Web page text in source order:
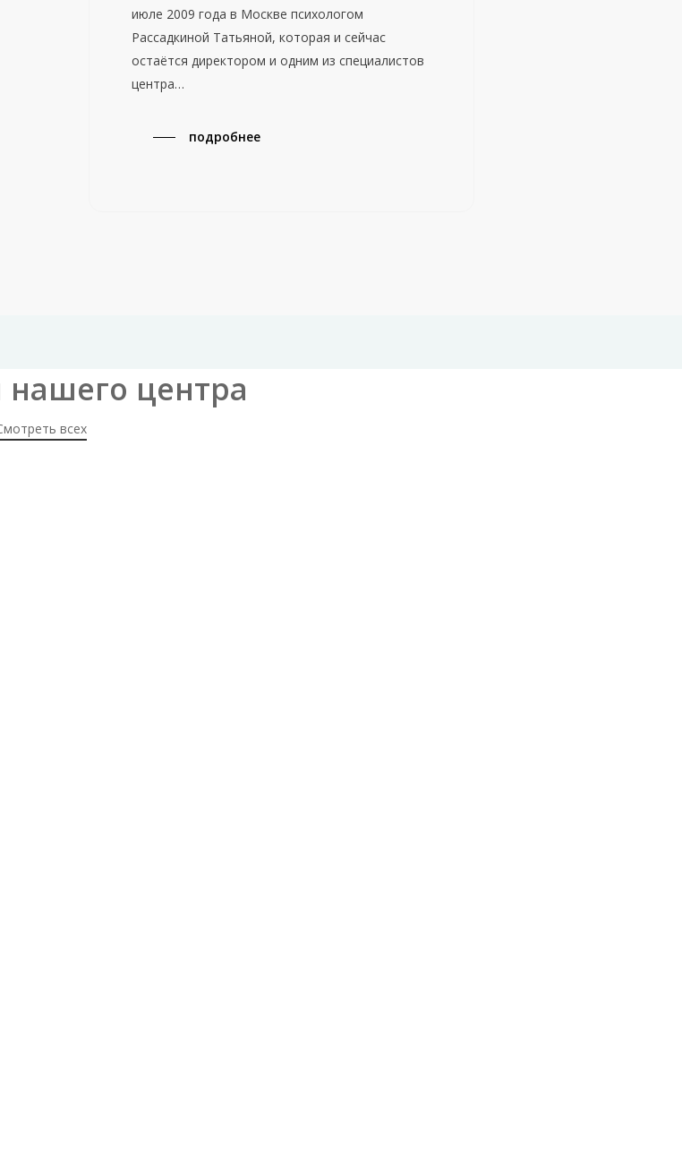
июле 2009 года в Москве психологом
Рассадкиной Татьяной, которая и сейчас
остаётся директором и одним из специалистов
центра…
подробнее
нашего центра
всех